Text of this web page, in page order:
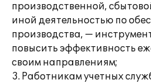
производственной,
иной деятельностью по
производства, —
повысить эффективность
своим направлениям;
3. Работникам учетных